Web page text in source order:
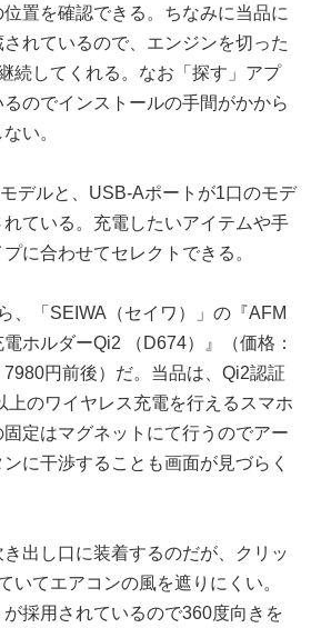
置を確認できる。ちなみに当品に
れているので、エンジンを切った
続してくれる。なお「探す」アプ
のでインストールの手間がかから
い。
デルと、USB-Aポートが1口のモデ
ている。充電したいアイテムや手
に合わせてセレクトできる。
、「SEIWA（セイワ）」の『AFM
ホルダーQi2 （D674）』（価格：
円前後）だ。当品は、Qi2認証
上のワイヤレス充電を行えるスマホ
定はマグネットにて行うのでアー
に干渉することも画面が見づらく
出し口に装着するのだが、クリッ
いてエアコンの風を遮りにくい。
採用されているので360度向きを